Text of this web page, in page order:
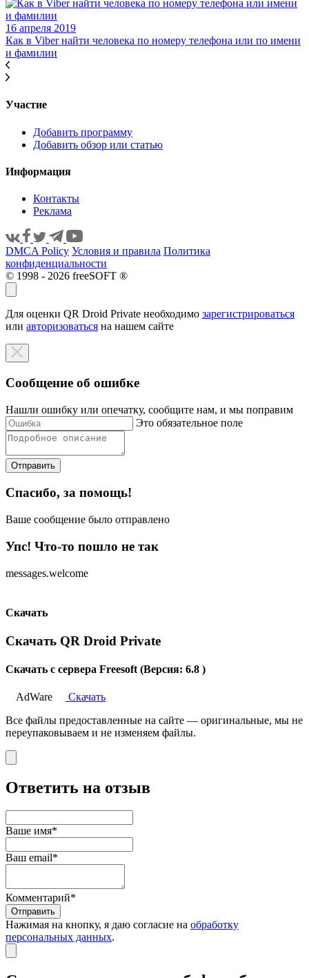
16 апреля 2019
Как в Viber найти человека по номеру телефона или по имени
и фамилии
Участие
Добавить программу
Добавить обзор или статью
Информация
Контакты
Реклама
DMCA Policy Условия и правила Политика
конфиденциальности
© 1998 - 2026 freeSOFT ®
Для оценки QR Droid Private необходимо зарегистрироваться
или авторизоваться на нашем сайте
Сообщение об ошибке
Нашли ошибку или опечатку, сообщите нам, и мы поправим
Это обязательное поле
Отправить
Спасибо, за помощь!
Ваше сообщение было отправлено
Упс! Что-то пошло не так
messages.welcome
Скачать
Скачать QR Droid Private
Скачать с сервера Freesoft (Версия: 6.8 )
AdWare
Скачать
Все файлы предоставленные на сайте — оригинальные, мы не
переупаковываем и не изменяем файлы.
Ответить на отзыв
Ваше имя*
Ваш email*
Комментарий*
Отправить
Нажимая на кнопку, я даю согласие на обработку
персональных данных.